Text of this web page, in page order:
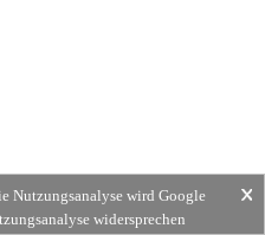
Nutzungsanalyse wird Google
widersprechen